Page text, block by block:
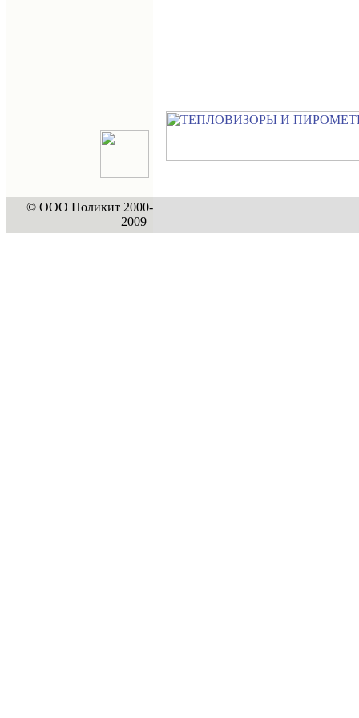
© ООО Поликит 2000-
2009